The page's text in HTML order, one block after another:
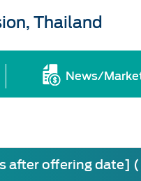
Thailand
News/
offering date] (